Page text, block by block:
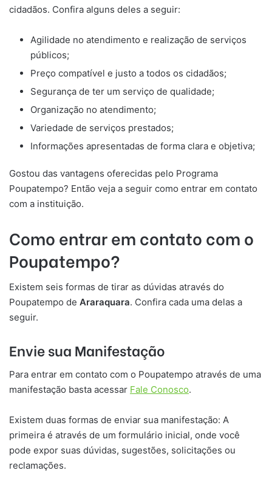
cidadãos. Confira alguns deles a seguir:
Agilidade no atendimento e realização de serviços
públicos;
Preço compatível e justo a todos os cidadãos;
Segurança de ter um serviço de qualidade;
Organização no atendimento;
Variedade de serviços prestados;
Informações apresentadas de forma clara e objetiva;
Gostou das vantagens oferecidas pelo Programa
Poupatempo? Então veja a seguir como entrar em contato
com a instituição.
Como entrar em contato com o
Poupatempo?
Existem seis formas de tirar as dúvidas através do
Poupatempo de Araraquara. Confira cada uma delas a
seguir.
Envie sua Manifestação
Para entrar em contato com o Poupatempo através de uma
manifestação basta acessar Fale Conosco.
Existem duas formas de enviar sua manifestação: A
primeira é através de um formulário inicial, onde você
pode expor suas dúvidas, sugestões, solicitações ou
reclamações.